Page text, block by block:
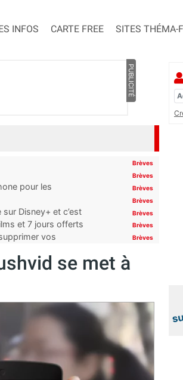
INFOS CARTE FREE SITES THÉMA-
PUBLICITÉ
Brèves
Brèves
pour les
Brèves
Brèves
Disney+ et c’est
Brèves
et 7 jours offerts Brèves
vos
Brèves
se met à